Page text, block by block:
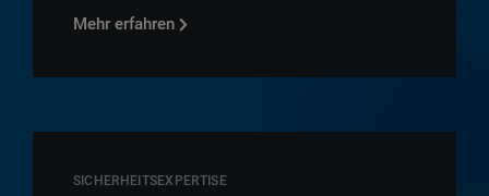
Mehr erfahren
SICHERHEITSEXPERTISE